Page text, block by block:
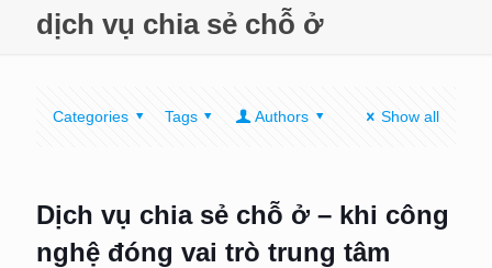
dịch vụ chia sẻ chỗ ở
Categories Tags Authors Show all
Dịch vụ chia sẻ chỗ ở – khi công
nghệ đóng vai trò trung tâm